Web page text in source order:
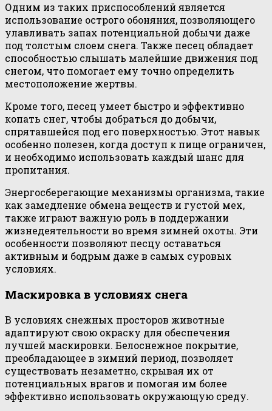
Одним из таких приспособлений является
использование острого обоняния, позволяющего
улавливать запах потенциальной добычи даже
под толстым слоем снега. Также песец обладает
способностью слышать малейшие движения под
снегом, что помогает ему точно определить
местоположение жертвы.
Кроме того, песец умеет быстро и эффективно
копать снег, чтобы добраться до добычи,
спрятавшейся под его поверхностью. Этот навык
особенно полезен, когда доступ к пище ограничен,
и необходимо использовать каждый шанс для
пропитания.
Энергосберегающие механизмы организма, такие
как замедление обмена веществ и густой мех,
также играют важную роль в поддержании
жизнедеятельности во время зимней охоты. Эти
особенности позволяют песцу оставаться
активным и бодрым даже в самых суровых
условиях.
Маскировка в условиях снега
В условиях снежных просторов животные
адаптируют свою окраску для обеспечения
лучшей маскировки. Белоснежное покрытие,
преобладающее в зимний период, позволяет
существовать незаметно, скрывая их от
потенциальных врагов и помогая им более
эффективно использовать окружающую среду.